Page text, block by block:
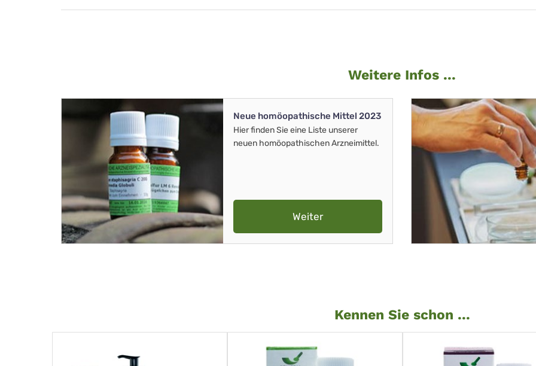
Weitere Infos ...
Neue homöopathische Mittel 2023
Hier finden Sie eine Liste unserer
neuen homöopathischen Arzneimittel.
Weiter
Kennen Sie schon ...